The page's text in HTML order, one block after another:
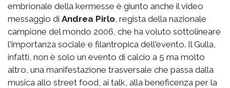
embrionale della kermesse è giunto anche il video
messaggio di Andrea Pirlo , regista della nazionale
campione del mondo 2006, che ha voluto sottolineare
l'importanza sociale e filantropica dell'evento. Il Gulla,
infatti, non è solo un evento di calcio a 5 ma molto
altro, una manifestazione trasversale che passa dalla
musica allo street food, ai talk, alla beneficenza per la